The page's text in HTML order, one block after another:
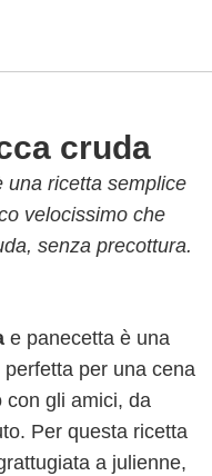
cruda
una ricetta semplice
velocissimo che
senza precottura.
e panecetta è una
per una cena
con gli amici, da
Per questa ricetta
a julienne,